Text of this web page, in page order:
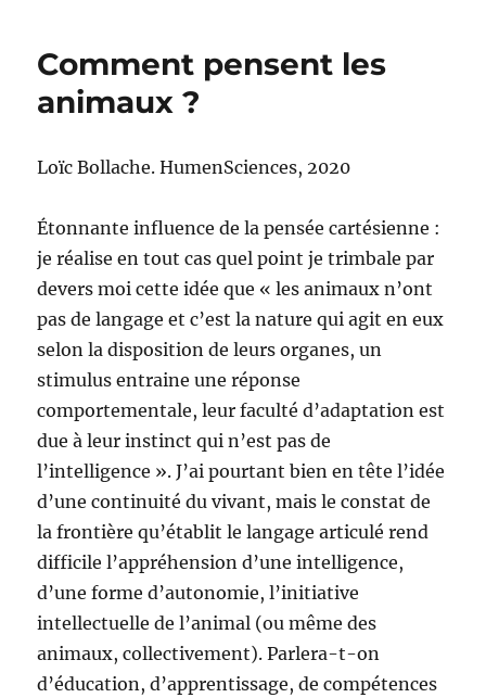
la
conscience
Comment pensent les
animaux ?
Loïc Bollache. HumenSciences, 2020
Étonnante influence de la pensée cartésienne :
je réalise en tout cas quel point je trimbale par
devers moi cette idée que « les animaux n’ont
pas de langage et c’est la nature qui agit en eux
selon la disposition de leurs organes, un
stimulus entraine une réponse
comportementale, leur faculté d’adaptation est
due à leur instinct qui n’est pas de
l’intelligence ». J’ai pourtant bien en tête l’idée
d’une continuité du vivant, mais le constat de
la frontière qu’établit le langage articulé rend
difficile l’appréhension d’une intelligence,
d’une forme d’autonomie, l’initiative
intellectuelle de l’animal (ou même des
animaux, collectivement). Parlera-t-on
d’éducation, d’apprentissage, de compétences